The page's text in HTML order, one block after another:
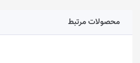
محصولات مرتبط